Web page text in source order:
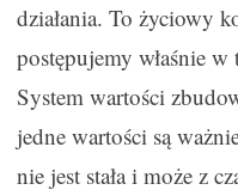
działania. To życiowy
postępujemy właśnie
System wartości
jedne wartości są
nie jest stała i może z